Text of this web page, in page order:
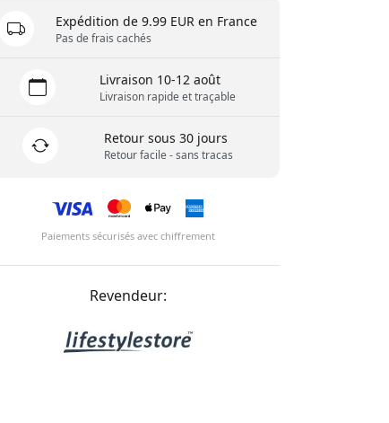
Expédition de 9.99 EUR en France
Pas de frais cachés
Livraison 10-12 août
Livraison rapide et traçable
Retour sous 30 jours
Retour facile - sans tracas
Paiements sécurisés avec chiffrement
Revendeur: